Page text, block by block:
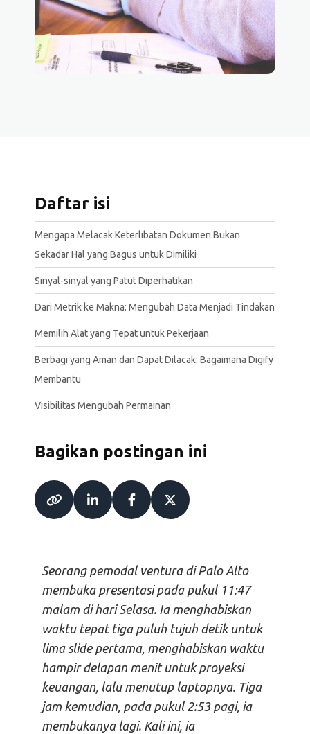
Seorang pemodal ventura di Palo Alto
membuka presentasi pada pukul 11:47
malam di hari Selasa. Ia menghabiskan
waktu tepat tiga puluh tujuh detik untuk
lima slide pertama, menghabiskan waktu
hampir delapan menit untuk proyeksi
keuangan, lalu menutup laptopnya. Tiga
jam kemudian, pada pukul 2:53 pagi, ia
membukanya lagi. Kali ini, ia
Daftar isi
Mengapa Melacak Keterlibatan Dokumen Bukan
Sekadar Hal yang Bagus untuk Dimiliki
Sinyal-sinyal yang Patut Diperhatikan
Dari Metrik ke Makna: Mengubah Data Menjadi Tindakan
Memilih Alat yang Tepat untuk Pekerjaan
Berbagi yang Aman dan Dapat Dilacak: Bagaimana Digify
Membantu
Visibilitas Mengubah Permainan
Bagikan postingan ini